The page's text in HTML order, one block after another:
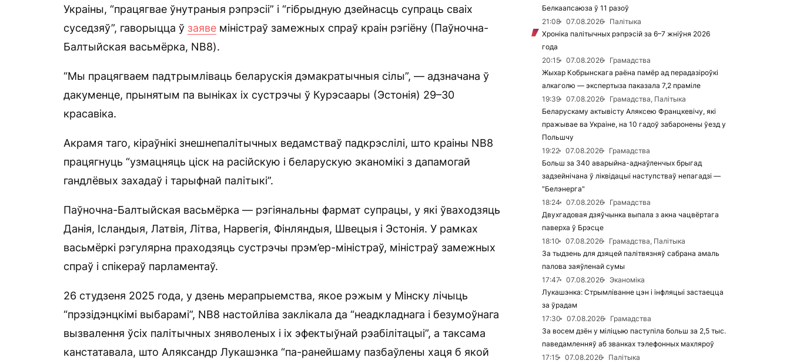
Украіны, “працягвае ўнутраныя рэпрэсіі” і “гібрыдную дзейнасць супраць сваіх
суседзяў”, гаворыцца ў заяве міністраў замежных спраў краін рэгіёну (Паўночна-
Балтыйская васьмёрка, NB8).
“Мы працягваем падтрымліваць беларускія дэмакратычныя сілы”, — адзначана ў
дакуменце, прынятым па выніках іх сустрэчы ў Курэсаары (Эстонія) 29–30
красавіка.
Акрамя таго, кіраўнікі знешнепалітычных ведамстваў падкрэслілі, што краіны NB8
працягнуць “узмацняць ціск на расійскую і беларускую эканомікі з дапамогай
гандлёвых захадаў і тарыфнай палітыкі”.
Паўночна-Балтыйская васьмёрка — рэгіянальны фармат супрацы, у які ўваходзяць
Данія, Ісландыя, Латвія, Літва, Нарвегія, Фінляндыя, Швецыя і Эстонія. У рамках
васьмёркі рэгулярна праходзяць сустрэчы прэм’ер-міністраў, міністраў замежных
спраў і спікераў парламентаў.
26 студзеня 2025 года, у дзень мерапрыемства, якое рэжым у Мінску лічыць
“прэзідэнцкімі выбарамі”, NB8 настойліва заклікала да “неадкладнага і безумоўнага
вызвалення ўсіх палітычных зняволеных і іх эфектыўнай рэабілітацыі”, а таксама
канстатавала, што Аляксандр Лукашэнка “па-ранейшаму пазбаўлены хаця б якой
Белкаапсаюза ў 11 разоў
21:08
07.08.2026
Палітыка
Хроніка палітычных рэпрэсій за 6–7 жніўня 2026
года
20:15
07.08.2026
Грамадства
Жыхар Кобрынскага раёна памёр ад перадазіроўкі
алкаголю — экспертыза паказала 7,2 праміле
19:39
07.08.2026
Грамадства, Палітыка
Беларускаму актывісту Аляксею Францкевічу, які
пражывае ва Украіне, на 10 гадоў забаронены ўезд у
Польшчу
19:22
07.08.2026
Грамадства
Больш за 340 аварыйна-аднаўленчых брыгад
задзейнічана ў ліквідацыі наступстваў непагадзі —
"Белэнерга"
18:24
07.08.2026
Грамадства
Двухгадовая дзяўчынка выпала з акна чацвёртага
паверха ў Брэсце
18:10
07.08.2026
Грамадства, Палітыка
За тыдзень для дзяцей палітвязняў сабрана амаль
палова заяўленай сумы
17:47
07.08.2026
Эканоміка
Лукашэнка: Стрымліванне цэн і інфляцыі застаецца
за ўрадам
17:30
07.08.2026
Грамадства
За восем дзён у міліцыю паступіла больш за 2,5 тыс.
паведамленняў аб званках тэлефонных махляроў
17:15
07.08.2026
Палітыка